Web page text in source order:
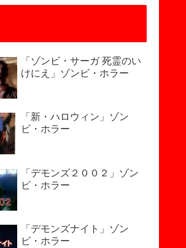
「ゾンビ・サーガ 死霊のい
けにえ」ゾンビ・ホラー
「新・ハロウィン」ゾン
ビ・ホラー
「デモンズ２００２」ゾン
ビ・ホラー
「デモンズナイト」ゾン
ビ・ホラー